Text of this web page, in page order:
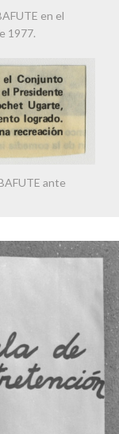
en el
1977.
ante